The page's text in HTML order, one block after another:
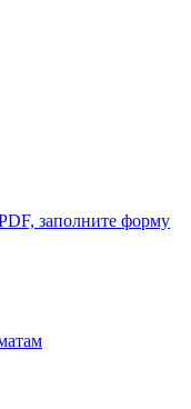
заполните форму